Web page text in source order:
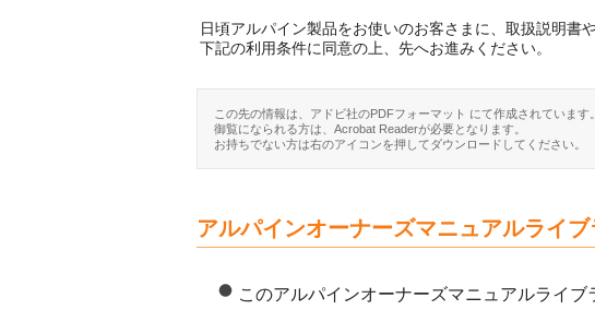
日頃アルパイン製品をお使いのお客さまに、取扱説明書
下記の利用条件に同意の上、先へお進みください。
この先の情報は、アドビ社のPDFフォーマット にて作成されています。
御覧になられる方は、Acrobat Readerが必要となります。
お持ちでない方は右のアイコンを押してダウンロードしてください。
アルパインオーナーズマニュアルライ
このアルパインオーナーズマニュアルライ